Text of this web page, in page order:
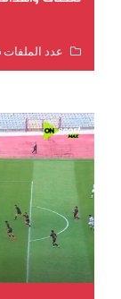
عدد الملفات 6